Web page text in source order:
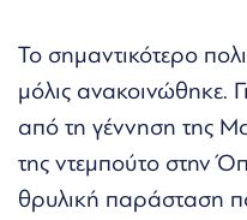
Το σημαντικότερο
μόλις ανακοινώθηκε.
από τη γέννηση της
της ντεμπούτο στην
θρυλική παράσταση